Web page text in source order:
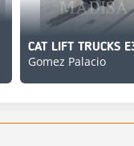
Gomez Palacio